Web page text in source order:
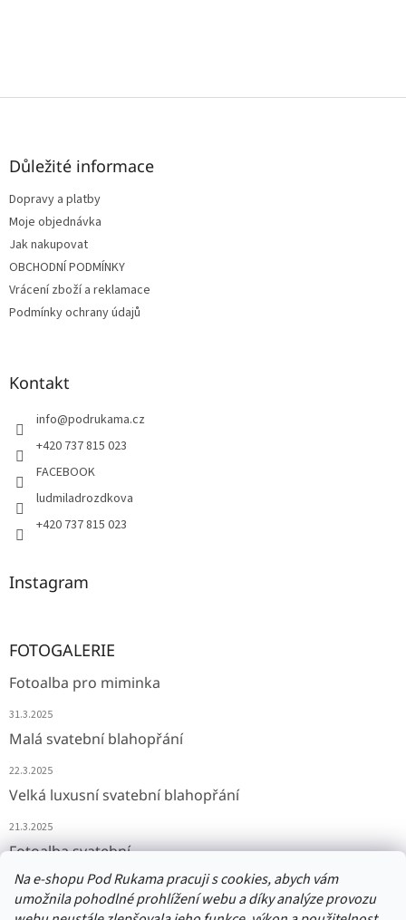
Na e-shopu Pod Rukama pracuji s cookies, abych vám
umožnila pohodlné prohlížení webu a díky analýze provozu
Z
Důležité informace
Dopravy a platby
Moje objednávka
Jak nakupovat
OBCHODNÍ PODMÍNKY
Vrácení zboží a reklamace
Podmínky ochrany údajů
Kontakt
info@podrukama.cz
+420 737 815 023
FACEBOOK
ludmiladrozdkova
+420 737 815 023
Instagram
FOTOGALERIE
Fotoalba pro miminka
31.3.2025
Malá svatební blahopřání
22.3.2025
Velká luxusní svatební blahopřání
21.3.2025
Fotoalba svatební
11.3.2025